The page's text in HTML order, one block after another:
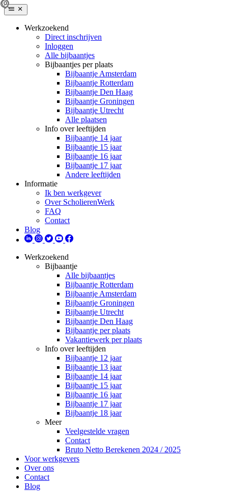
Werkzoekend
Direct inschrijven
Inloggen
Alle bijbaantjes
Bijbaantjes per plaats
Bijbaantje Amsterdam
Bijbaantje Rotterdam
Bijbaantje Den Haag
Bijbaantje Groningen
Bijbaantje Utrecht
Alle plaatsen
Info over leeftijden
Bijbaantje 14 jaar
Bijbaantje 15 jaar
Bijbaantje 16 jaar
Bijbaantje 17 jaar
Andere leeftijden
Informatie
Ik ben werkgever
Over ScholierenWerk
FAQ
Contact
Blog
Werkzoekend
Bijbaantje
Alle bijbaantjes
Bijbaantje Rotterdam
Bijbaantje Amsterdam
Bijbaantje Groningen
Bijbaantje Utrecht
Bijbaantje Den Haag
Bijbaantje per plaats
Vakantiewerk per plaats
Info over leeftijden
Bijbaantje 12 jaar
Bijbaantje 13 jaar
Bijbaantje 14 jaar
Bijbaantje 15 jaar
Bijbaantje 16 jaar
Bijbaantje 17 jaar
Bijbaantje 18 jaar
Meer
Veelgestelde vragen
Contact
Bruto Netto Berekenen 2024 / 2025
Voor werkgevers
Over ons
Contact
Blog